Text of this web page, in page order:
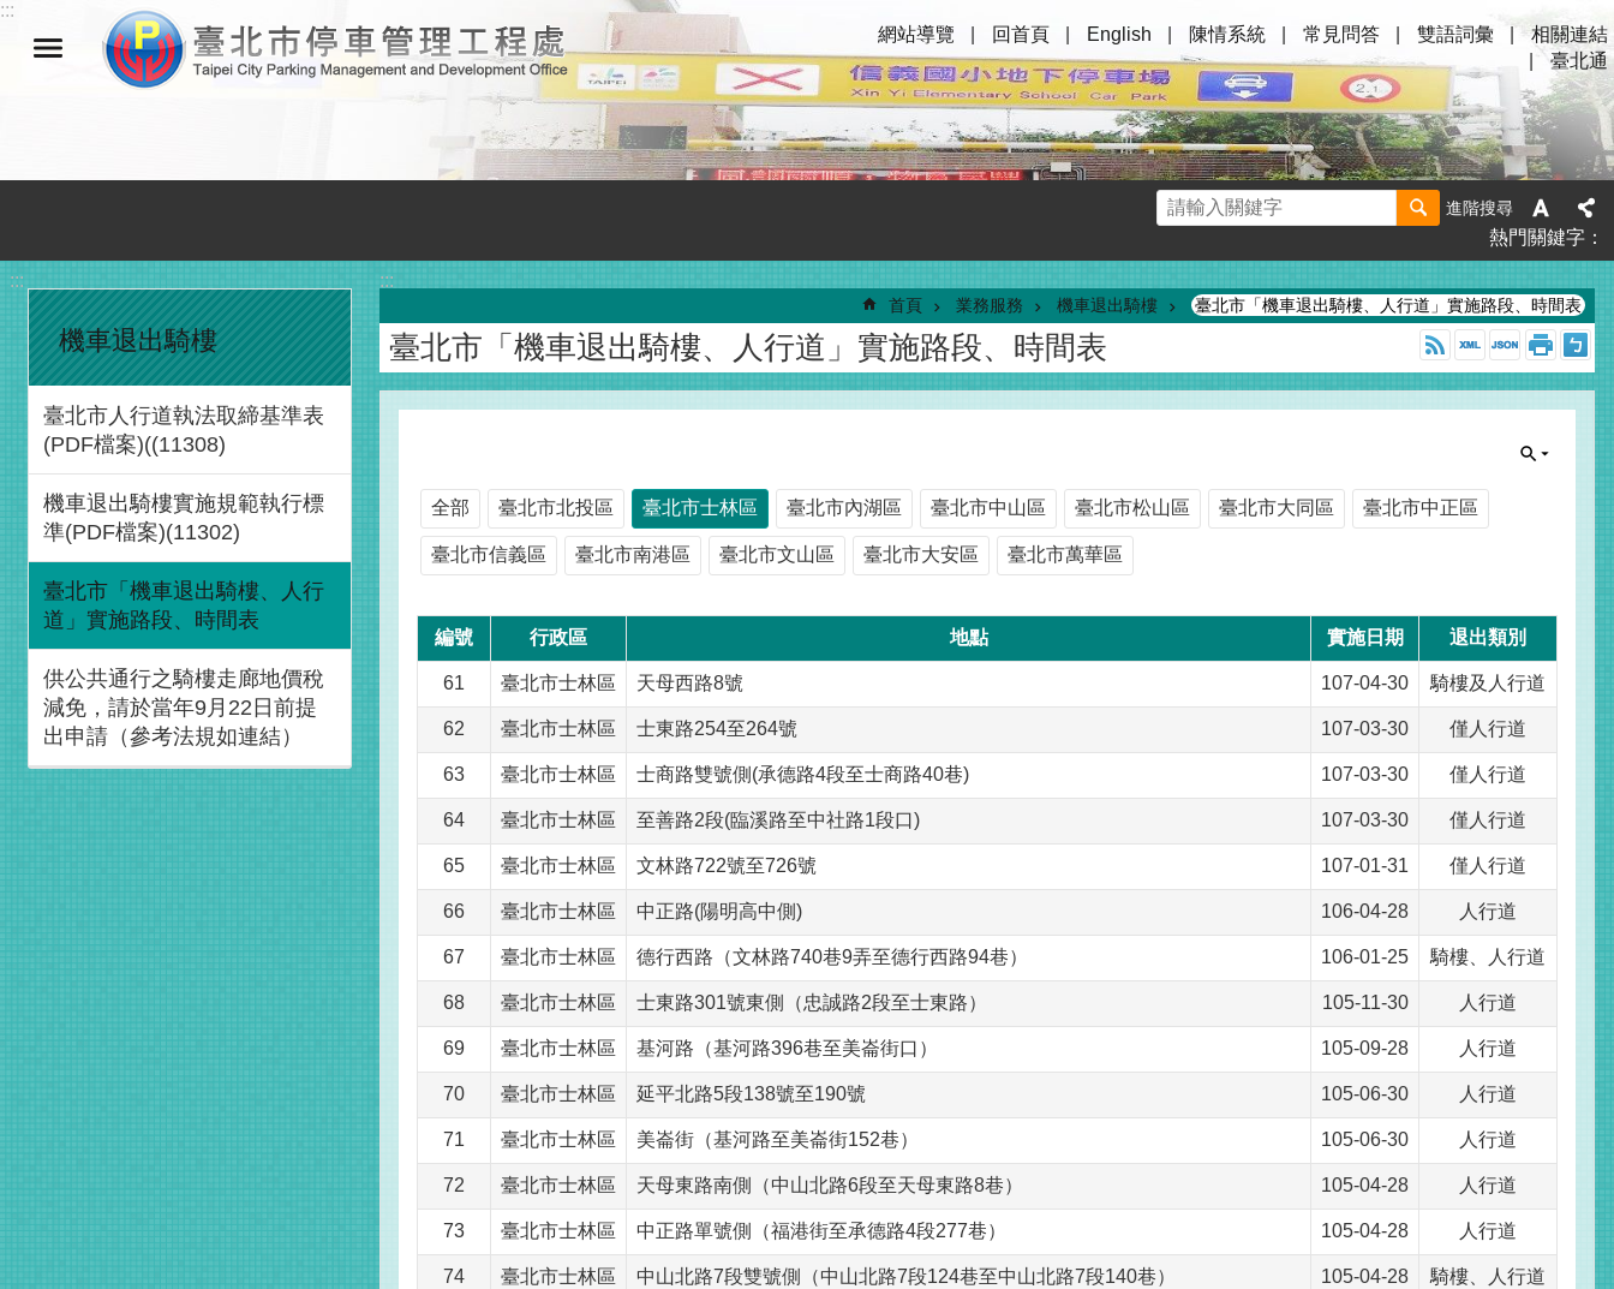
跳到主要內容區塊
:::
網站導覽
回首頁 English 陳情系統 常見問答 雙語詞彙
相關連結
臺北通
進階搜尋
熱門關鍵字
:::
機車退出騎樓
臺北市人行道執法取締基準表
(PDF檔案)((11308)
機車退出騎樓實施規範執行標
準(PDF檔案)(11302)
臺北市「機車退出騎樓、人行
道」實施路段、時間表
供公共通行之騎樓走廊地價稅
減免，請於當年9月22日前提
出申請（參考法規如連結）
:::
首頁 業務服務 機車退出騎樓 臺北市「機車退出騎樓、人行道」實施路段、時間表
臺北市「機車退出騎樓、人行道」實施路段、時間表
全部 臺北市北投區 臺北市士林區 臺北市內湖區 臺北市中山區 臺北市松山區 臺北市大同區 臺北市中正區
臺北市信義區 臺北市南港區 臺北市文山區 臺北市大安區 臺北市萬華區
編號 行政區 地點 實施日期 退出類別
61 臺北市士林區 天母西路8號 107-04-30 騎樓及人行道
62 臺北市士林區 士東路254至264號 107-03-30 僅人行道
63 臺北市士林區 士商路雙號側(承德路4段至士商路40巷) 107-03-30 僅人行道
64 臺北市士林區 至善路2段(臨溪路至中社路1段口) 107-03-30 僅人行道
65 臺北市士林區 文林路722號至726號 107-01-31 僅人行道
66 臺北市士林區 中正路(陽明高中側) 106-04-28 人行道
67 臺北市士林區 德行西路（文林路740巷9弄至德行西路94巷） 106-01-25 騎樓、人行道
68 臺北市士林區 士東路301號東側（忠誠路2段至士東路） 105-11-30 人行道
69 臺北市士林區 基河路（基河路396巷至美崙街口） 105-09-28 人行道
70 臺北市士林區 延平北路5段138號至190號 105-06-30 人行道
71 臺北市士林區 美崙街（基河路至美崙街152巷） 105-06-30 人行道
72 臺北市士林區 天母東路南側（中山北路6段至天母東路8巷） 105-04-28 人行道
73 臺北市士林區 中正路單號側（福港街至承德路4段277巷） 105-04-28 人行道
74 臺北市士林區 中山北路7段雙號側（中山北路7段124巷至中山北路7段140巷） 105-04-28 騎樓、人行道